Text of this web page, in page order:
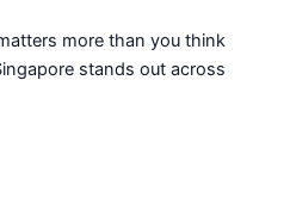
more than you think
stands out across